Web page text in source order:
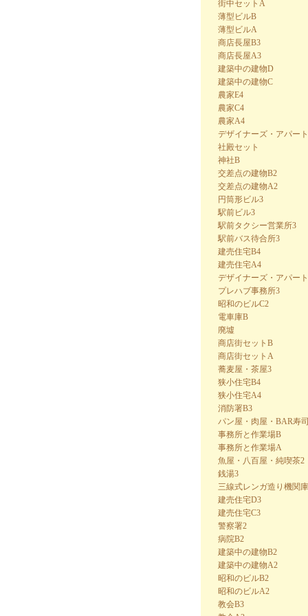
街中セットA
薄型ビルB
薄型ビルA
商店長屋B3
商店長屋A3
建築中の建物D
建築中の建物C
農家E4
農家C4
農家A4
デザイナーズ・アパー
社殿セット
神社B
交差点の建物B2
交差点の建物A2
円筒形ビル3
駅前ビル3
駅前タクシー営業所3
駅前バス待合所3
建売住宅B4
建売住宅A4
デザイナーズ・アパート
プレハブ事務所3
昭和のビルC2
電車庫B
廃墟
商店街セットB
商店街セットA
蕎麦屋・茶屋3
狭小住宅B4
狭小住宅A4
消防署B3
パン屋・肉屋・BAR寿
事務所と作業場B
事務所と作業場A
魚屋・八百屋・純喫茶2
銭湯3
三線式レンガ造り機関
建売住宅D3
建売住宅C3
警察署2
病院B2
建築中の建物B2
建築中の建物A2
昭和のビルB2
昭和のビルA2
教会B3